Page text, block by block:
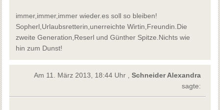
immer,immer,immer wieder.es soll so bleiben!
Sopherl,Urlaubsretterin,unerreichte Wirtin,Freundin.Die
zweite Generation,Reserl und Günther Spitze.Nichts wie
hin zum Dunst!
Am 11. März 2013, 18:44 Uhr ,Schneider Alexandra
sagte: